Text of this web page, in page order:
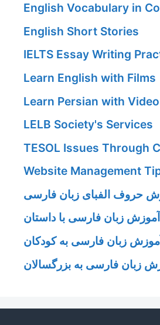
English Vocabulary in
English Short Stories
IELTS Essay Writing
Learn English with Films
Learn Persian with
LELB Society's Services
TESOL Issues Through
Website Management
حروف الفبای زبان فارسی
آموزش زبان فارسی با داستان
زبان فارسی به کودکان
زبان فارسی به بزرگسالان